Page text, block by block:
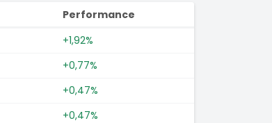
Performance
+1,92%
+0,77%
+0,47%
+0,47%